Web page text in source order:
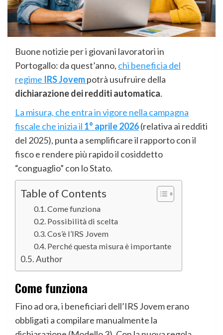
Buone notizie per i giovani lavoratori in
Portogallo: da quest’anno, chi beneficia del
regime IRS Jovempotrà usufruire della
dichiarazione dei redditi automatica.
La misura, che entra in vigore nella campagna
fiscale che inizia il 1° aprile 2026(relativa ai redditi
del 2025), punta a semplificare il rapporto con il
fisco e rendere più rapido il cosiddetto
“conguaglio” con lo Stato.
Table of Contents
Come funziona
Possibilità di scelta
Cos’è l’IRS Jovem
Perché questa misura è importante
Author
Come funziona
Fino ad ora, i beneficiari dell’IRS Jovem erano
obbligati a compilare manualmente la